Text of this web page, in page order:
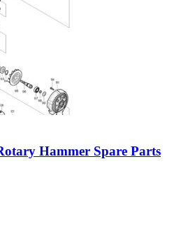
Hammer Spare Parts